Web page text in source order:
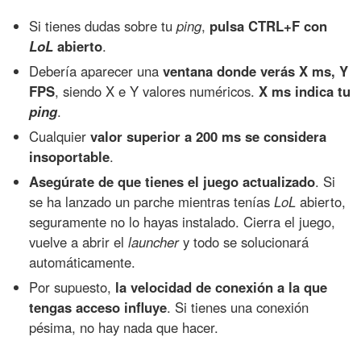
Si tienes dudas sobre tuping, pulsa CTRL+F con
LoL abierto.
Debería aparecer unaventana donde verás X ms, Y
FPS, siendo X e Y valores numéricos.X ms indica tu
ping.
Cualquiervalor superior a 200 ms se considera
insoportable.
Asegúrate de que tienes el juego actualizado. Si
se ha lanzado un parche mientras teníasLoL abierto,
seguramente no lo hayas instalado. Cierra el juego,
vuelve a abrir ellaunchery todo se solucionará
automáticamente.
Por supuesto, la velocidad de conexión a la que
tengas acceso influye. Si tienes una conexión
pésima, no hay nada que hacer.